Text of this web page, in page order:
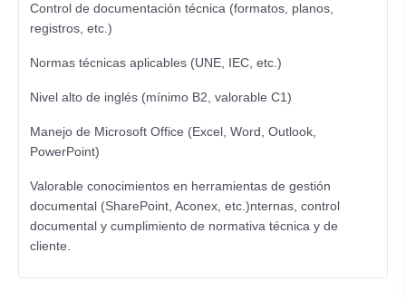
Control de documentación técnica (formatos, planos,
registros, etc.)
Normas técnicas aplicables (UNE, IEC, etc.)
Nivel alto de inglés (mínimo B2, valorable C1)
Manejo de Microsoft Office (Excel, Word, Outlook,
PowerPoint)
Valorable conocimientos en herramientas de gestión
documental (SharePoint, Aconex, etc.)nternas, control
documental y cumplimiento de normativa técnica y de
cliente.